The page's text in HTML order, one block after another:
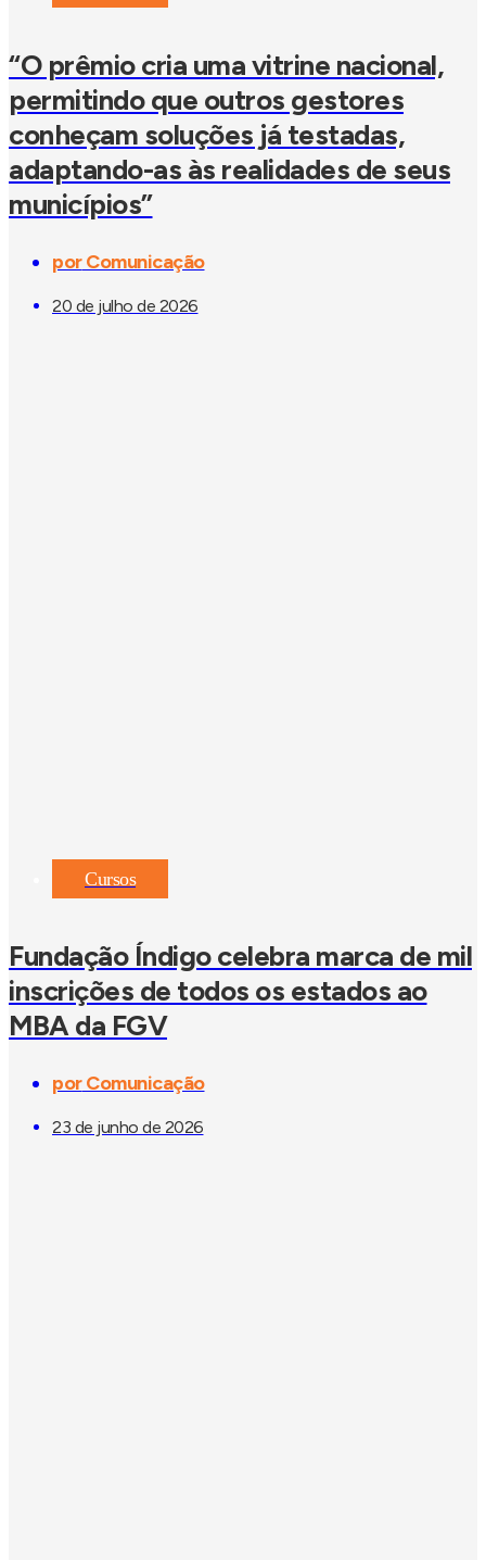
“O prêmio cria uma vitrine nacional,
permitindo que outros gestores
conheçam soluções já testadas,
adaptando-as às realidades de seus
municípios”
porComunicação
20 de julho de 2026
Cursos
Fundação Índigo celebra marca de mil
inscrições de todos os estados ao
MBA da FGV
porComunicação
23 de junho de 2026